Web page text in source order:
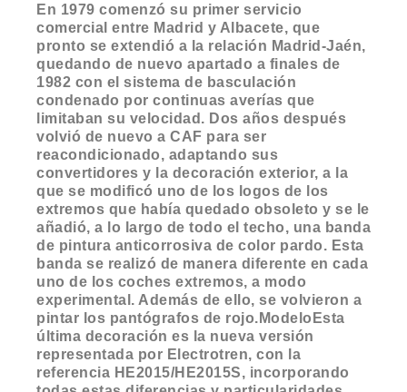
En 1979 comenzó su primer servicio
comercial entre Madrid y Albacete, que
pronto se extendió a la relación Madrid-Jaén,
quedando de nuevo apartado a finales de
1982 con el sistema de basculación
condenado por continuas averías que
limitaban su velocidad. Dos años después
volvió de nuevo a CAF para ser
reacondicionado, adaptando sus
convertidores y la decoración exterior, a la
que se modificó uno de los logos de los
extremos que había quedado obsoleto y se le
añadió, a lo largo de todo el techo, una banda
de pintura anticorrosiva de color pardo. Esta
banda se realizó de manera diferente en cada
uno de los coches extremos, a modo
experimental. Además de ello, se volvieron a
pintar los pantógrafos de rojo.ModeloEsta
última decoración es la nueva versión
representada por Electrotren, con la
referencia HE2015/HE2015S, incorporando